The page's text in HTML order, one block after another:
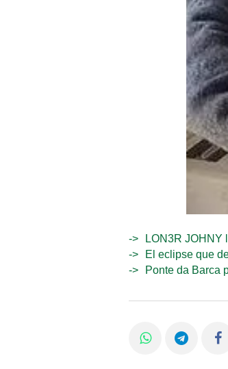
LON3R JOHNY
El eclipse que
Ponte da Barca